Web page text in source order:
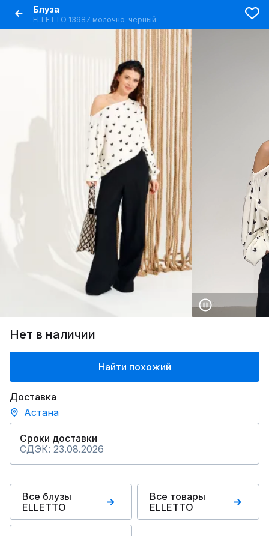
Блуза
ELLETTO 13987 молочно-черный
Нет в наличии
Найти похожий
Доставка
Астана
Сроки доставки
СДЭК: 23.08.2026
Все блузы
ELLETTO
Все товары
ELLETTO